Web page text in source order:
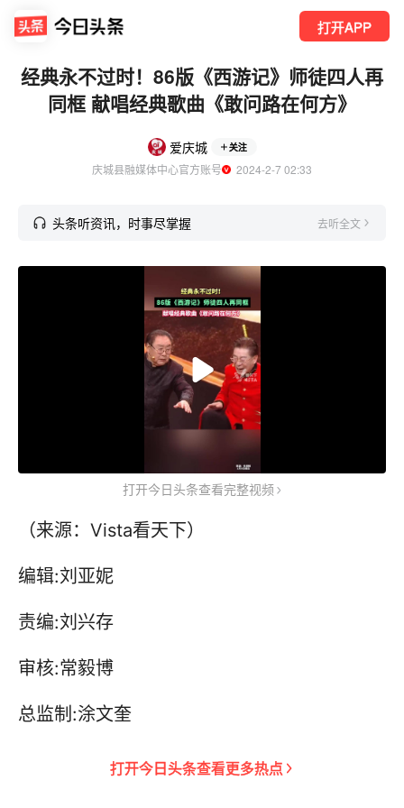
打开APP
经典永不过时！86版《西游记》师徒四人再
同框 献唱经典歌曲《敢问路在何方》
爱庆城 关注
庆城县融媒体中心官方账号
  2024-2-7 02:33
头条听资讯，时事尽掌握 去听全文
打开今日头条查看完整视频
（来源：Vista看天下）
编辑:刘亚妮
责编:刘兴存
审核:常毅博
总监制:涂文奎
打开今日头条查看更多热点